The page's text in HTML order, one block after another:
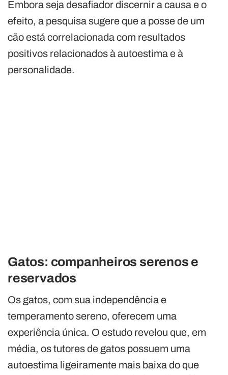
Embora seja desafiador discernir a causa e o
efeito, a pesquisa sugere que a posse de um
cão está correlacionada com resultados
positivos relacionados à autoestima e à
personalidade.
Gatos: companheiros serenos e
reservados
Os gatos, com sua independência e
temperamento sereno, oferecem uma
experiência única. O estudo revelou que, em
média, os tutores de gatos possuem uma
autoestima ligeiramente mais baixa do que